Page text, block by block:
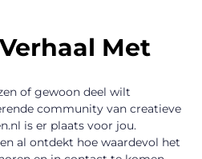
Met
of gewoon deel wilt
community van creatieve
is er plaats voor jou.
al ontdekt hoe waardevol het